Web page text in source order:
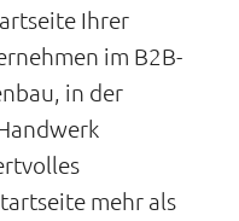
Ihrer
im B2B-
in der
mehr als